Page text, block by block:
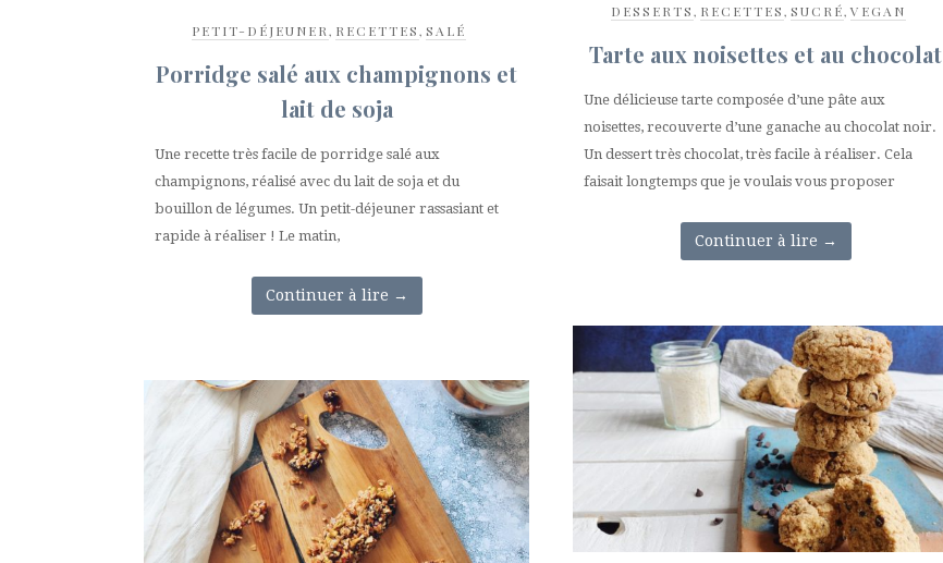
DESSERTS , RECETTES , SUCRÉ, VEGAN
Tarte aux noisettes et au chocolat
Une délicieuse tarte composée d’une pâte aux
noisettes, recouverte d’une ganache au chocolat noir.
Un dessert très chocolat, très facile à réaliser. Cela
faisait longtemps que je voulais vous proposer
Continuer à lire →
PETIT-DÉJEUNER , RECETTES , SALÉ
Porridge salé aux champignons et
lait de soja
Une recette très facile de porridge salé aux
champignons, réalisé avec du lait de soja et du
bouillon de légumes. Un petit-déjeuner rassasiant et
rapide à réaliser ! Le matin,
Continuer à lire →